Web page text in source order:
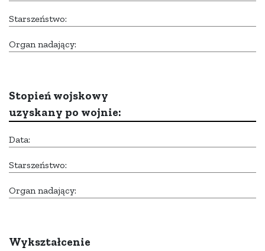
Starszeństwo:
Organ nadający:
Stopień wojskowy
uzyskany po wojnie:
Data:
Starszeństwo:
Organ nadający:
Wykształcenie